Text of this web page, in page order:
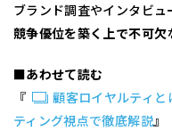
ブランド調査やインタビュ
競争優位を築く上で不可欠
■あわせて読む
『
顧客ロイヤルティ
ティング視点で徹底解説』